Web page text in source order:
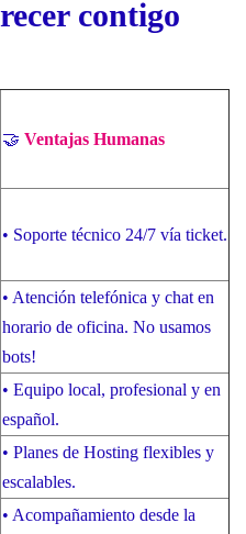
contigo
🤝 Ventajas Humanas
• Soporte técnico 24/7 vía ticket.
• Atención telefónica y chat en
horario de oficina. No usamos
bots!
• Equipo local, profesional y en
español.
• Planes de Hosting flexibles y
escalables.
• Acompañamiento desde la